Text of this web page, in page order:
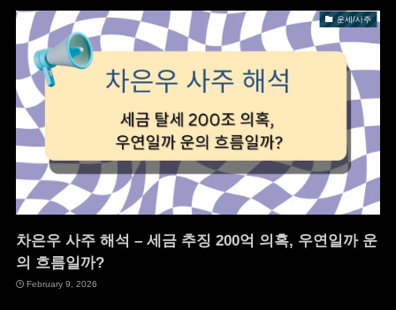
운세/사주
차은우 사주 해석 – 세금 추징 200억 의혹, 우연일까 운
의 흐름일까?
February 9, 2026